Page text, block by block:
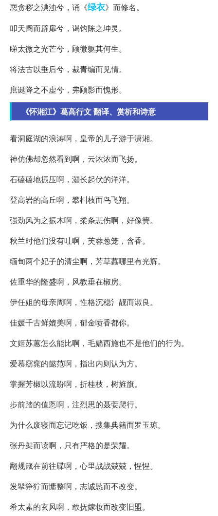
恧贪秽之淟浊兮，诵《绿衣》而修名。
叩天阍而辟扉兮，谒钩陈之坤灵。
睇太微之光芒兮，顾微躯其何生。
将法古以垂后兮，裁青编而见情。
庶诞降之不虚兮，弗顾影而愧形。
《怀湘江》葛高行文 翻译、赏析和诗意
看洞庭湖的浪涛啊，皇帝的儿子游于潇湘。
神仿佛却忽然看到啊，云浓浓而飞扬。
石磕磕地振压啊，灏长起伏的洋洋。
登高岩的高丘啊，攀朻枝而鸟飞翔。
强劲风为之振木啊，柔条悲伤啊，好像簧。
秋兰时他们没有吐啊，芙蓉葱笼，含香。
缅甸两个妃子的清尘啊，芳草藞哪里有光辉。
佐重华的隆盛啊，风教垂在椒房。
伊任姐的母亲周啊，性格沉稳氵靓而淑良。
佳媛千古鲜媲美啊，郁金喷香都你。
文姬苏蕙怎么能比啊，毛嫱西施也不是他们的行为。
爱慕窈窕的懿范啊，指出内则认为方。
掌握芳椒以流盼啊，折桂枝，树旌旗。
步前踏的值悘啊，注烈思的聂荌爬行。
为什么废寝而忘记吃饭，搜集典籍而罗玉琼。
张丹架而读啊，只有严格的是荣耀。
翻规箴在前往碟啊，心里战战兢兢，惺惺。
发鬇狰狞而慵整啊，志诚恳而不改变。
希太素的玄风啊，敢抚嫁妆而改变旧盟。